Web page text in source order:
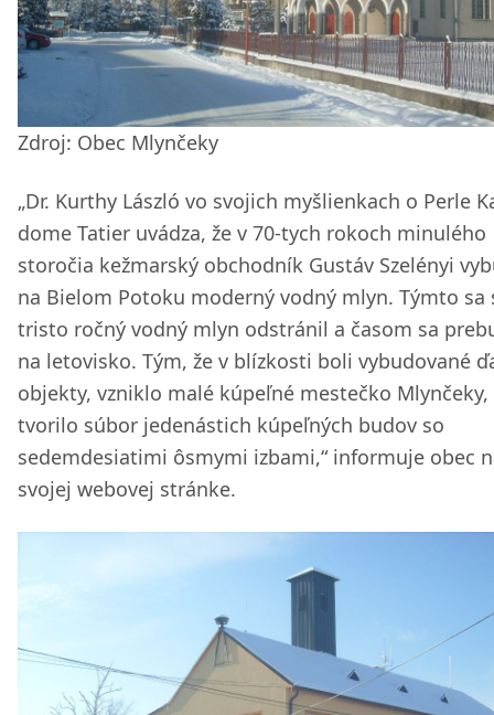
Zdroj: Obec Mlynčeky
„Dr. Kurthy László vo svojich myšlienkach o Perle
dome Tatier uvádza, že v 70-tych rokoch minulého
storočia kežmarský obchodník Gustáv Szelényi
na Bielom Potoku moderný vodný mlyn. Týmto sa
tristo ročný vodný mlyn odstránil a časom sa
na letovisko. Tým, že v blízkosti boli vybudované
objekty, vzniklo malé kúpeľné mestečko
tvorilo súbor jedenástich kúpeľných budov so
sedemdesiatimi ôsmymi izbami,“ informuje obec
svojej webovej stránke.